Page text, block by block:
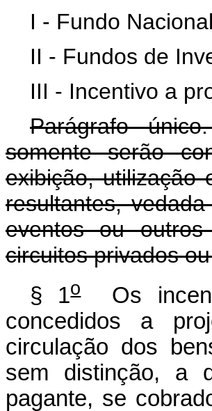
I - Fundo
II - Fundos de
III - Incentivo a
Parágrafo
somente serão
exibição, utilização
resultantes,
eventos ou
circuitos privados
§ 1oOs
concedidos a
circulação dos
sem distinção, a
pagante, se